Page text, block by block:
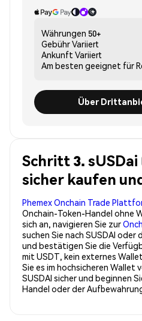
Währungen 50+
GebührVariiert
Ankunft Variiert
Am besten geeignet für
Über
Schritt 3. sUSDai
sicher kaufen
Phemex Onchain Trade
Onchain-Token-Handel ohne
sich an, navigieren Sie zur
suchen Sie nach SUSDAI oder
und bestätigen Sie die
mit USDT, kein externes
Sie es im hochsicheren Wallet
SUSDAI sicher und beginnen
Handel oder der